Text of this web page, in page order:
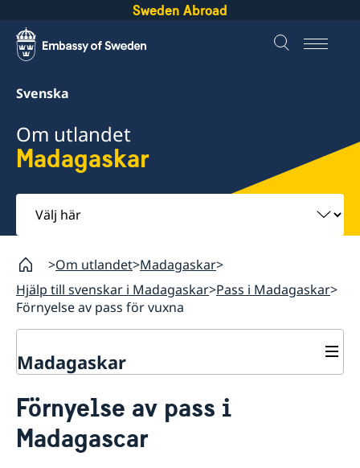
Sweden Abroad
Svenska
Om utlandet
Madagaskar
Välj
här
Om utlandet Madagaskar
Hjälp till svenskar i Madagaskar Pass i Madagaskar
Förnyelse av pass för vuxna
Madagaskar
Hjälp till svenskar i Madagaskar
Rösta i Madagaskar
Akut hjälp
Förnyelse av pass i
Madagascar